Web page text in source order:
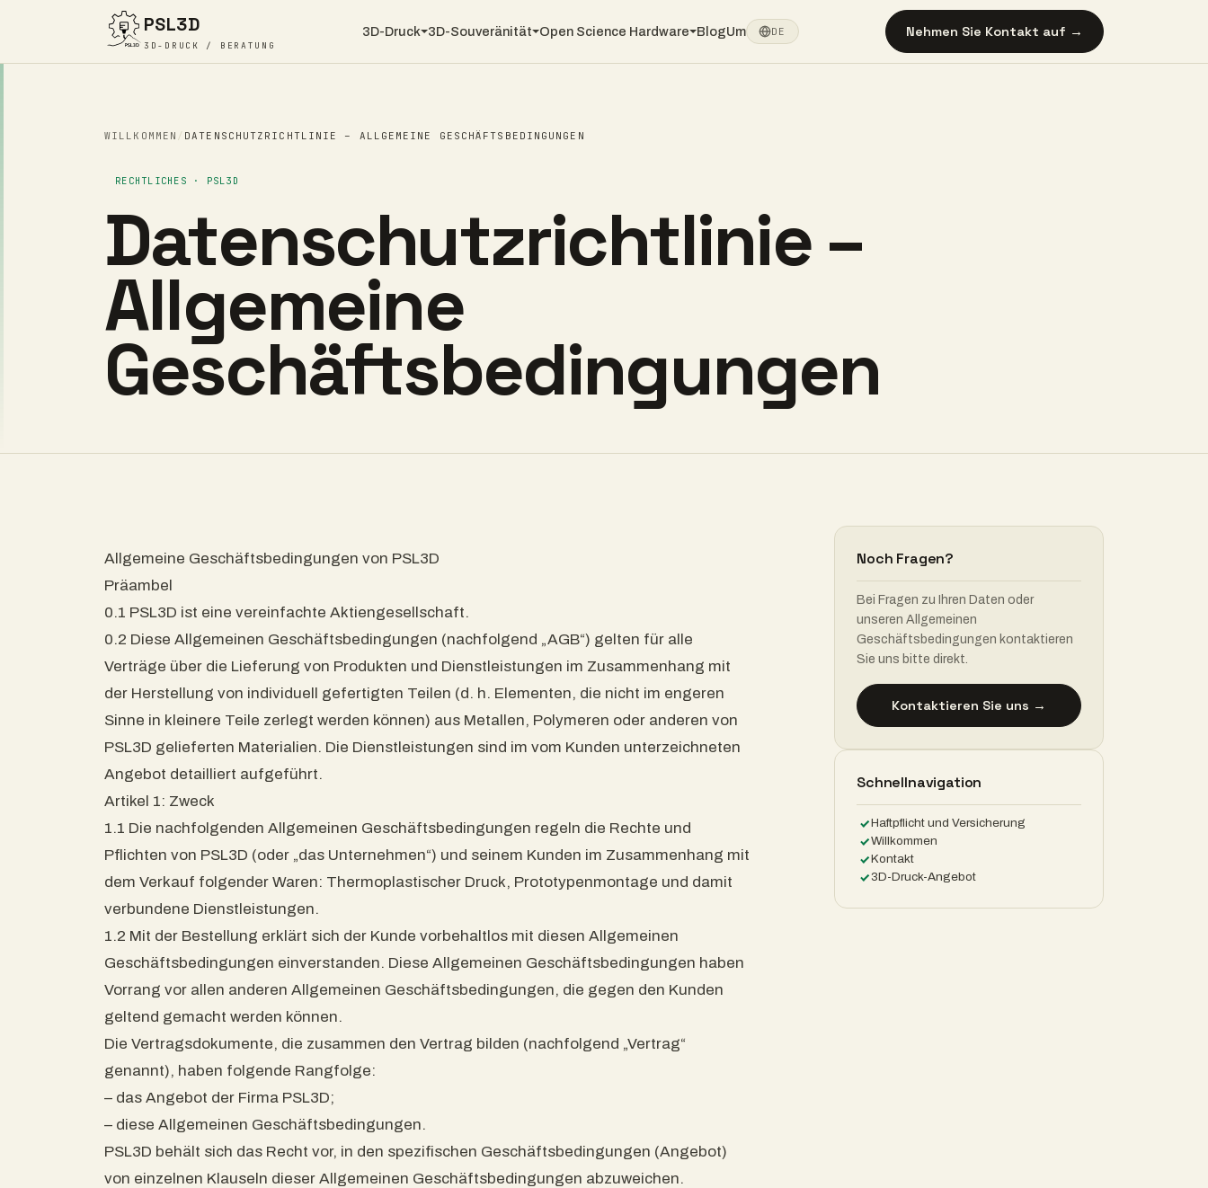
PSL3D
3D-DRUCK / BERATUNG
3D-Druck 3D-Souveränität Open Science Hardware BlogUm DE Nehmen Sie Kontakt auf →
WILLKOMMEN / DATENSCHUTZRICHTLINIE – ALLGEMEINE GESCHÄFTSBEDINGUNGEN
RECHTLICHES · PSL3D
Datenschutzrichtlinie –
Allgemeine
Geschäftsbedingungen
Allgemeine Geschäftsbedingungen von PSL3D
Präambel
0.1 PSL3D ist eine vereinfachte Aktiengesellschaft.
0.2 Diese Allgemeinen Geschäftsbedingungen (nachfolgend „AGB“) gelten für alle
Verträge über die Lieferung von Produkten und Dienstleistungen im Zusammenhang mit
der Herstellung von individuell gefertigten Teilen (d. h. Elementen, die nicht im engeren
Sinne in kleinere Teile zerlegt werden können) aus Metallen, Polymeren oder anderen von
PSL3D gelieferten Materialien. Die Dienstleistungen sind im vom Kunden unterzeichneten
Angebot detailliert aufgeführt.
Artikel 1: Zweck
1.1 Die nachfolgenden Allgemeinen Geschäftsbedingungen regeln die Rechte und
Pflichten von PSL3D (oder „das Unternehmen“) und seinem Kunden im Zusammenhang mit
dem Verkauf folgender Waren: Thermoplastischer Druck, Prototypenmontage und damit
verbundene Dienstleistungen.
1.2 Mit der Bestellung erklärt sich der Kunde vorbehaltlos mit diesen Allgemeinen
Geschäftsbedingungen einverstanden. Diese Allgemeinen Geschäftsbedingungen haben
Vorrang vor allen anderen Allgemeinen Geschäftsbedingungen, die gegen den Kunden
geltend gemacht werden können.
Die Vertragsdokumente, die zusammen den Vertrag bilden (nachfolgend „Vertrag“
genannt), haben folgende Rangfolge:
– das Angebot der Firma PSL3D;
– diese Allgemeinen Geschäftsbedingungen.
PSL3D behält sich das Recht vor, in den spezifischen Geschäftsbedingungen (Angebot)
von einzelnen Klauseln dieser Allgemeinen Geschäftsbedingungen abzuweichen.
Noch Fragen?
Bei Fragen zu Ihren Daten oder
unseren Allgemeinen
Geschäftsbedingungen kontaktieren
Sie uns bitte direkt.
Kontaktieren Sie uns →
Schnellnavigation
Haftpflicht und Versicherung
Willkommen
Kontakt
3D-Druck-Angebot